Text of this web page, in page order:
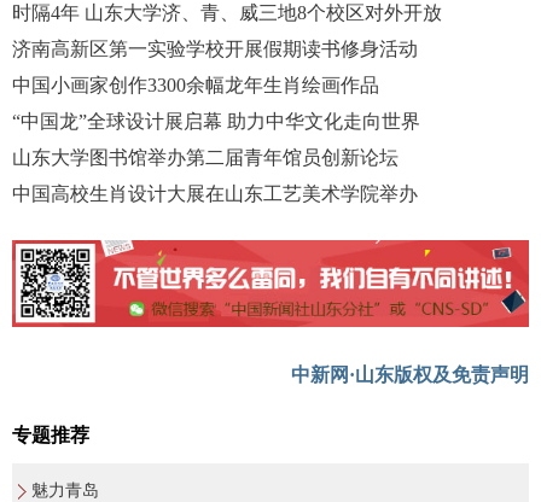
时隔4年 山东大学济、青、威三地8个校区对外开放
济南高新区第一实验学校开展假期读书修身活动
中国小画家创作3300余幅龙年生肖绘画作品
“中国龙”全球设计展启幕 助力中华文化走向世界
山东大学图书馆举办第二届青年馆员创新论坛
中国高校生肖设计大展在山东工艺美术学院举办
中新网·山东版权及免责声明
专题推荐
魅力青岛